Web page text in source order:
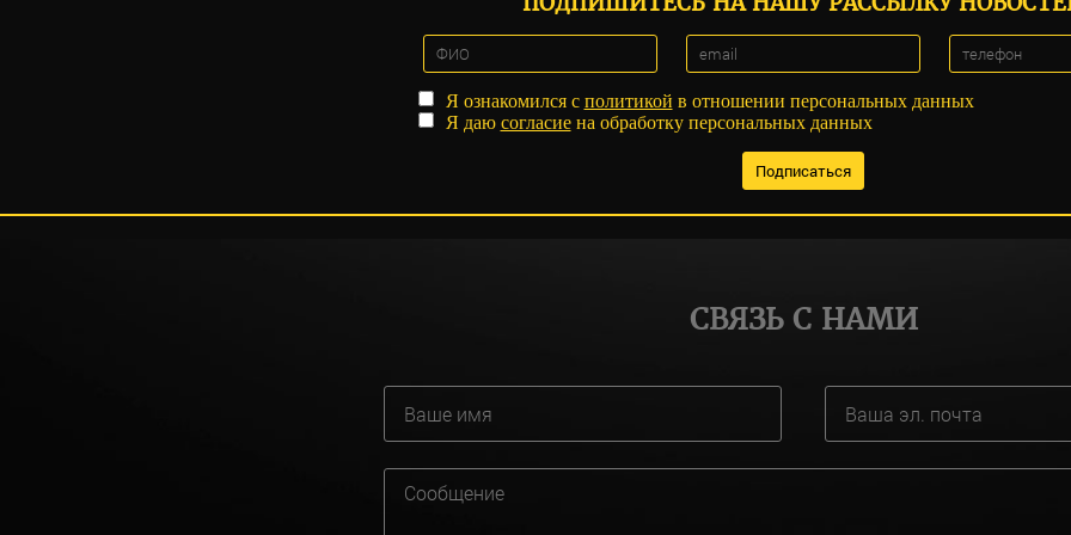
Я ознакомился с политикой в отношении персональных данных
Я даю согласиена обработку персональных данных
СВЯЗЬ С НАМИ